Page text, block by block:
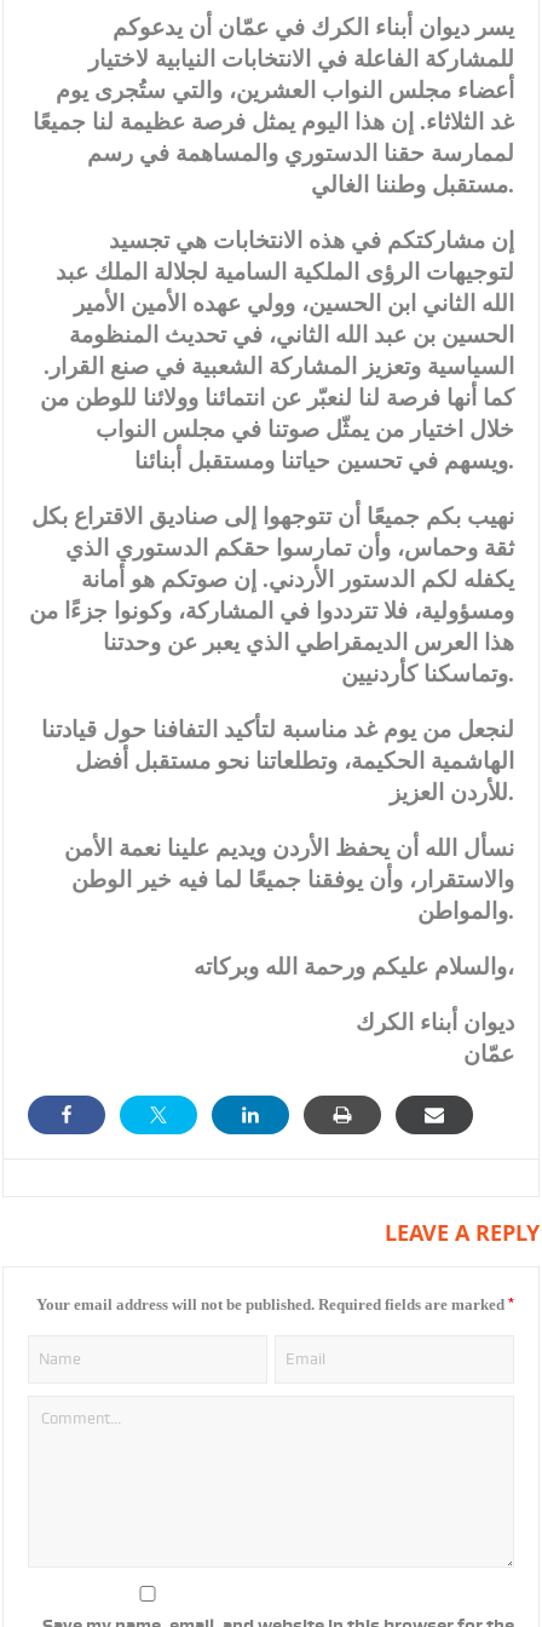
يسر ديوان أبناء الكرك في عمّان أن يدعوكم
للمشاركة الفاعلة في الانتخابات النيابية لاختيار
أعضاء مجلس النواب العشرين، والتي ستُجرى يوم
غد الثلاثاء. إن هذا اليوم يمثل فرصة عظيمة لنا جميعًا
لممارسة حقنا الدستوري والمساهمة في رسم
مستقبل وطننا الغالي.
إن مشاركتكم في هذه الانتخابات هي تجسيد
لتوجيهات الرؤى الملكية السامية لجلالة الملك عبد
الله الثاني ابن الحسين، وولي عهده الأمين الأمير
الحسين بن عبد الله الثاني، في تحديث المنظومة
السياسية وتعزيز المشاركة الشعبية في صنع القرار.
كما أنها فرصة لنا لنعبّر عن انتمائنا وولائنا للوطن من
خلال اختيار من يمثّل صوتنا في مجلس النواب
ويسهم في تحسين حياتنا ومستقبل أبنائنا.
نهيب بكم جميعًا أن تتوجهوا إلى صناديق الاقتراع بكل
ثقة وحماس، وأن تمارسوا حقكم الدستوري الذي
يكفله لكم الدستور الأردني. إن صوتكم هو أمانة
ومسؤولية، فلا تترددوا في المشاركة، وكونوا جزءًا من
هذا العرس الديمقراطي الذي يعبر عن وحدتنا
وتماسكنا كأردنيين.
لنجعل من يوم غد مناسبة لتأكيد التفافنا حول قيادتنا
الهاشمية الحكيمة، وتطلعاتنا نحو مستقبل أفضل
للأردن العزيز.
نسأل الله أن يحفظ الأردن ويديم علينا نعمة الأمن
والاستقرار، وأن يوفقنا جميعًا لما فيه خير الوطن
والمواطن.
والسلام عليكم ورحمة الله وبركاته،
ديوان أبناء الكرك
عمّان
LEAVE A REPLY
Your email address will not be published. Required fields are marked *